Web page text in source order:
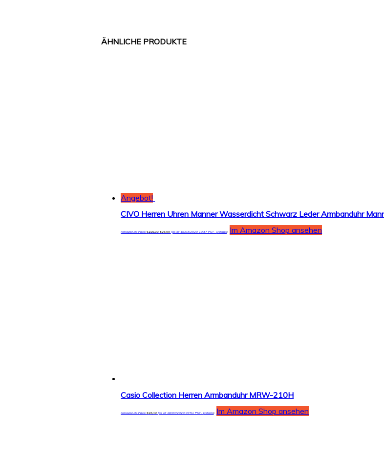
Angebot!
Amazon.de Price:€109,99 €26,99 (as of 18/03/2020 10:37 PST-Details) Im Amazon Shop ansehen
Casio Collection Herren Armbanduhr MRW-210H
Amazon.de Price:€26,49 (as of 18/03/2020 07:51 PST-Details) Im Amazon Shop ansehen